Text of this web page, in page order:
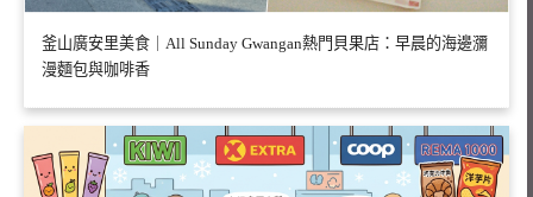
釜山廣安里美食｜All Sunday Gwangan熱門貝果店：早晨的海邊瀰
漫麵包與咖啡香